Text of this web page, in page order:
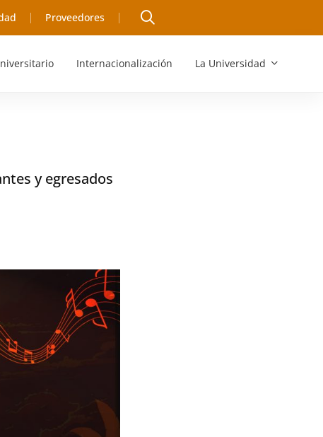
Proveedores
Internacionalización La Universidad
y egresados